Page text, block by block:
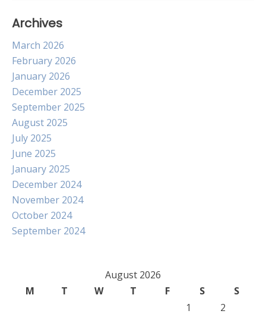
Archives
March 2026
February 2026
January 2026
December 2025
September 2025
August 2025
July 2025
June 2025
January 2025
December 2024
November 2024
October 2024
September 2024
August 2026
M
T W T F S
S
1
2